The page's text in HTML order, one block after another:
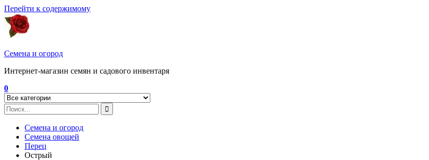
Перейти к содержимому
Семена и огород
Интернет-магазин семян и садового инвентаря
0
Семена и огород
Семена овощей
Перец
Острый